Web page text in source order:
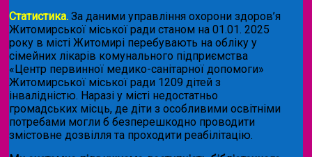
Статистика. За даними управління охорони здоров’я
Житомирської міської ради станом на 01.01. 2025
року в місті Житомирі перебувають на обліку у
сімейних лікарів комунального підприємства
«Центр первинної медико-санітарної допомоги»
Житомирської міської ради 1209 дітей з
інвалідністю. Наразі у місті недостатньо
громадських місць, де діти з особливими освітніми
потребами могли б безперешкодно проводити
змістовне дозвілля та проходити реабілітацію.